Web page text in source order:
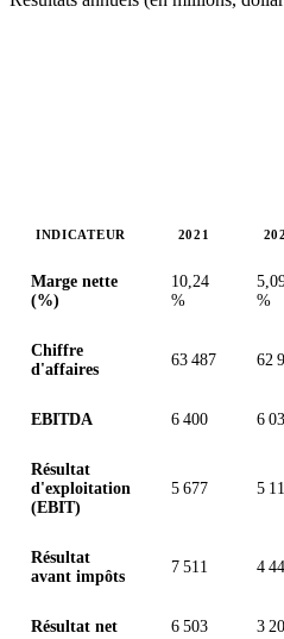
INDICATEUR 2021
Marge nette
(%)
10,24
%
%
Chiffre
d'affaires
63 487 62
EBITDA 6 400 6
Résultat
d'exploitation
(EBIT)
5 677 5
Résultat
avant impôts
7 511 4
Résultat net 6 503 3